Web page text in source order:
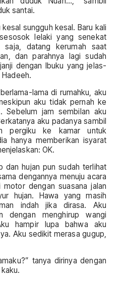
santai.
sungguh kesal. Baru kali
lelaki yang senekat
saja, datang kerumah saat
dan parahnya lagi sudah
dengan Ibuku yang jelas-
lama di rumahku, aku
aku tidak pernah ke
jam sembilan aku
aku padanya sambil
pergiku ke kamar untuk
hanya memberikan isyarat
OK.
dan hujan pun sudah terlihat
dengannya menuju acara
dengan suasana jalan
hujan. Hawa yang masih
indah jika dirasa. Aku
dengan menghirup wangi
hampir lupa bahwa aku
Aku sedikit merasa gugup,
tanya dirinya dengan